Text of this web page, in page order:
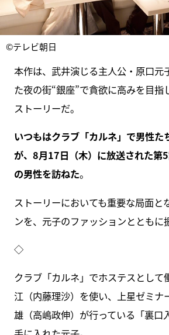
©テレビ朝日
本作は、武井演じる主人公・原口元
た夜の街“銀座”で貪欲に高みを目指
ストーリーだ。
いつもはクラブ「カルネ」で男性た
が、8月17日（木）に放送された第
の男性を訪ねた。
ストーリーにおいても重要な局面と
ンを、元子のファッションとともに
◇
クラブ「カルネ」でホステスとして
江（内藤理沙）を使い、上星ゼミナ
雄（高嶋政伸）が行っている「裏口